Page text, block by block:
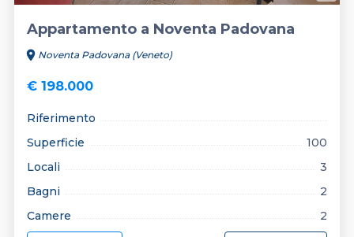
Appartamento a Noventa Padovana
location_on Noventa Padovana (Veneto)
€ 198.000
Riferimento
Superficie
100
Locali
3
Bagni
2
Camere
2